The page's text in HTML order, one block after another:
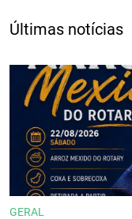
Últimas notícias
GERAL